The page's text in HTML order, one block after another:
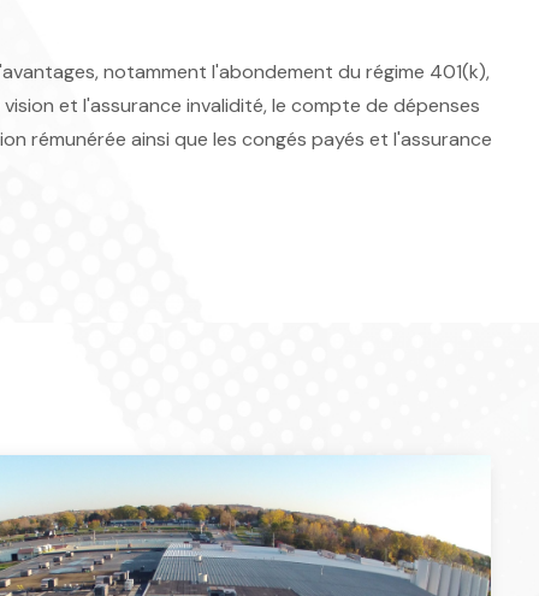
notamment l'abondement du régime 401(k),
et l'assurance invalidité, le compte de dépenses
rémunérée ainsi que les congés payés et l'assurance